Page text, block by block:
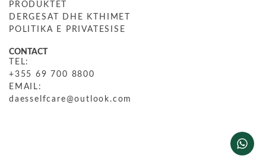
PRODUKTET
DERGESAT DHE KTHIMET
POLITIKA E PRIVATESISE
CONTACT
TEL:
+355 69 700 8800
EMAIL:
daesselfcare@outlook.com